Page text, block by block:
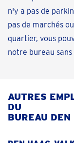
n'y a pas de
pas de marchés
quartier, vous
notre bureau
AUTRES
DU
BUREAU